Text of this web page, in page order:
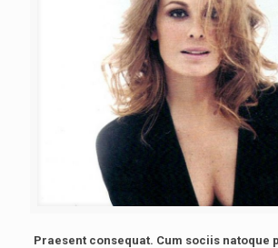
Praesent consequat. Cum sociis natoque